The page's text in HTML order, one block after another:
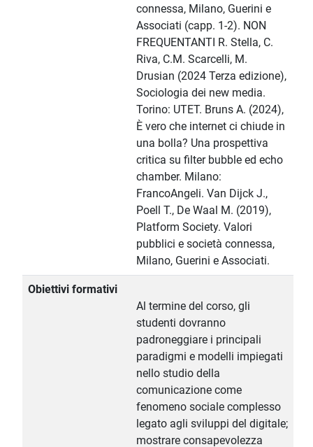
connessa, Milano, Guerini e
Associati (capp. 1-2). NON
FREQUENTANTI R. Stella, C.
Riva, C.M. Scarcelli, M.
Drusian (2024 Terza edizione),
Sociologia dei new media.
Torino: UTET. Bruns A. (2024),
È vero che internet ci chiude in
una bolla? Una prospettiva
critica su filter bubble ed echo
chamber. Milano:
FrancoAngeli. Van Dijck J.,
Poell T., De Waal M. (2019),
Platform Society. Valori
pubblici e società connessa,
Milano, Guerini e Associati.
Obiettivi formativi
Al termine del corso, gli
studenti dovranno
padroneggiare i principali
paradigmi e modelli impiegati
nello studio della
comunicazione come
fenomeno sociale complesso
legato agli sviluppi del digitale;
mostrare consapevolezza